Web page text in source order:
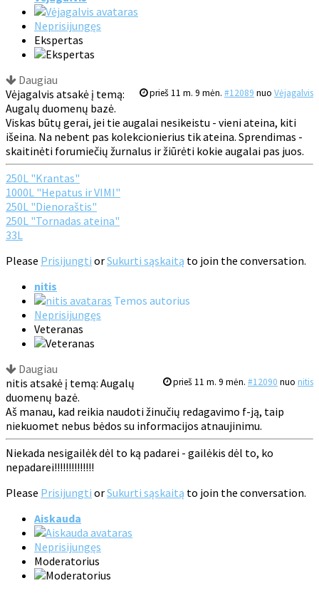
Neprisijungęs
Ekspertas
Daugiau
prieš 11 m. 9 mėn. #12089 nuo Vėjagalvis
Vėjagalvis atsakė į temą:
Augalų duomenų bazė.
Viskas būtų gerai, jei tie augalai nesikeistu - vieni ateina, kiti
išeina. Na nebent pas kolekcionierius tik ateina. Sprendimas -
skaitinėti forumiečių žurnalus ir žiūrėti kokie augalai pas juos.
250L "Krantas"
1000L "Hepatus ir VIMI"
250L "Dienoraštis"
250L "Tornadas ateina"
33L
Please Prisijungti orSukurti sąskaitą to join the conversation.
nitis
Temos autorius
Neprisijungęs
Veteranas
Daugiau
prieš 11 m. 9 mėn. #12090 nuo nitis
nitis atsakė į temą: Augalų
duomenų bazė.
Aš manau, kad reikia naudoti žinučių redagavimo f-ją, taip
niekuomet nebus bėdos su informacijos atnaujinimu.
Niekada nesigailėk dėl to ką padarei - gailėkis dėl to, ko
nepadarei!!!!!!!!!!!!!!
Please Prisijungti orSukurti sąskaitą to join the conversation.
Aiskauda
Neprisijungęs
Moderatorius